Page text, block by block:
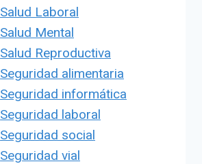
Salud Laboral
Salud Mental
Salud Reproductiva
Seguridad alimentaria
Seguridad informática
Seguridad laboral
Seguridad social
Seguridad vial